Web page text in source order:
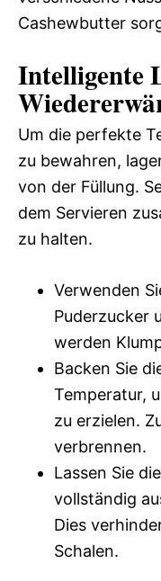
Cashewbutter
Intelligente
Um die perfekte
zu bewahren,
von der Füllung.
dem Servieren
zu halten.
Verwenden
Puderzucker
werden
Backen Sie
Temperatur,
zu erzielen.
verbrennen.
Lassen Sie
vollständig
Dies
Schalen.